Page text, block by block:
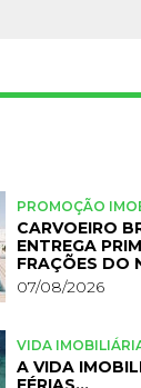
PROMOÇÃO
CARVOEIRO
ENTREGA
FRAÇÕES DO
PRIMELIFE
07/08/2026
VIDA
A VIDA